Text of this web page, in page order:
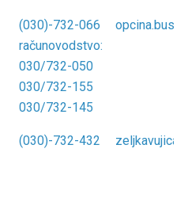
(030)-732-066
računovodstvo:
030/732-050
030/732-155
030/732-145
(030)-732-432